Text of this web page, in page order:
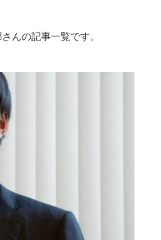
んの記事一覧です。